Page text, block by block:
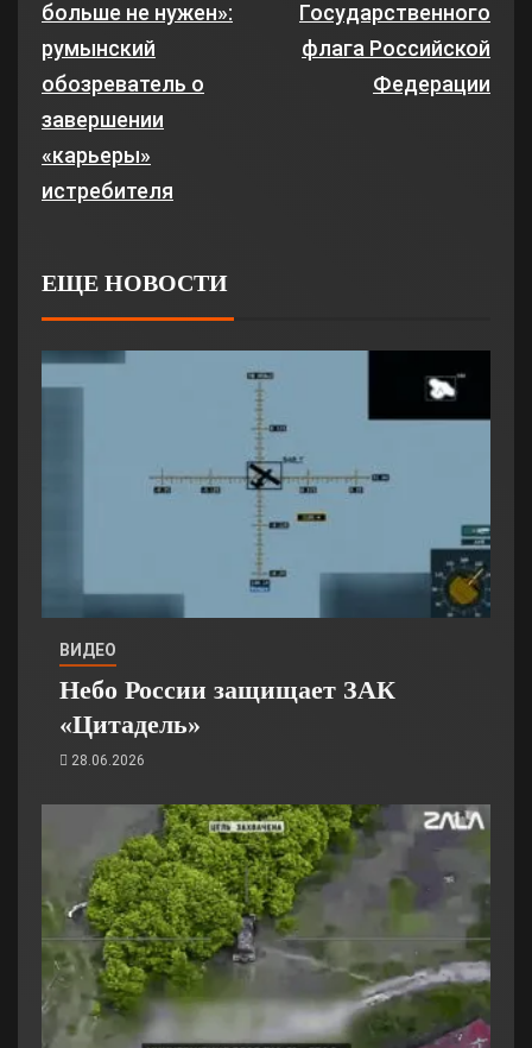
больше не нужен»:
румынский
обозреватель о
завершении
«карьеры»
истребителя
Государственного
флага Российской
Федерации
ЕЩЕ НОВОСТИ
ВИДЕО
Небо России защищает ЗАК
«Цитадель»
28.06.2026